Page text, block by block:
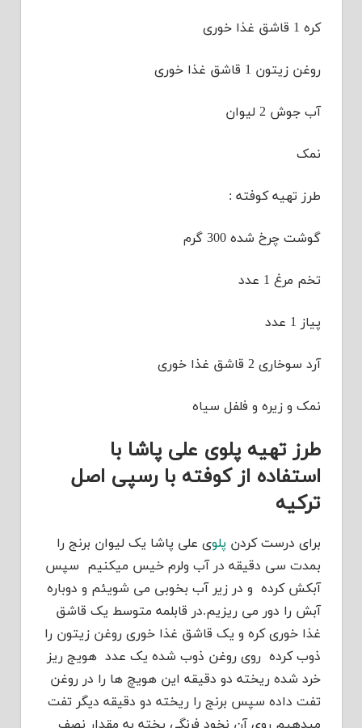
کره 1 قاشق غذا خوری
روغن زیتون 1 قاشق غذا خوری
آب جوش 2 لیوان
نمک
طرز تهیه کوفته :
گوشت چرخ شده 300 گرم
تخم مرغ 1 عدد
پیاز 1 عدد
آرد سوخاری 2 قاشق غذا خوری
نمک و زیره و فلفل سیاه
طرز تهیه پلوی علی پاشا با
استفاده از کوفته با رسپی اصل
ترکیه
برای درست کردن پلوی علی پاشا یک لیوان برنج را
بمدت سی دقیقه در آب ولرم خیس میکنیم سپس
آبکش کرده و در زیر آب بخوبی می شویئم و دوباره
آبش را دور می ریزیم.در قابلمه متوسط یک قاشق
غذا خوری کره و یک قاشق غذا خوری روغن زیتون را
ذوب کرده روی روغن ذوب شده یک عدد هویج ریز
خرد شده ریخته دو دقیقه این هویچ ها را در روغن
تفت داده سپس برنج را ریخته دو دقیقه دیگر تفت